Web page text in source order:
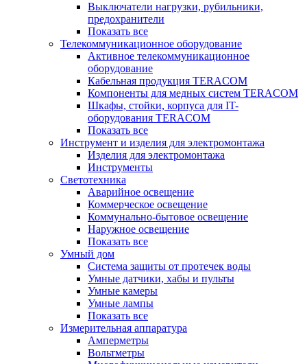
Выключатели нагрузки, рубильники,
предохранители
Показать все
Телекоммуникационное оборудование
Активное телекоммуникационное
оборудование
Кабельная продукция TERACOM
Компоненты для медных систем TERACOM
Шкафы, стойки, корпуса для IT-
оборудования TERACOM
Показать все
Инструмент и изделия для электромонтажа
Изделия для электромонтажа
Инструменты
Светотехника
Аварийное освещение
Коммерческое освещение
Коммунально-бытовое освещение
Наружное освещение
Показать все
Умный дом
Система защиты от протечек воды
Умные датчики, хабы и пульты
Умные камеры
Умные лампы
Показать все
Измерительная аппаратура
Амперметры
Вольтметры